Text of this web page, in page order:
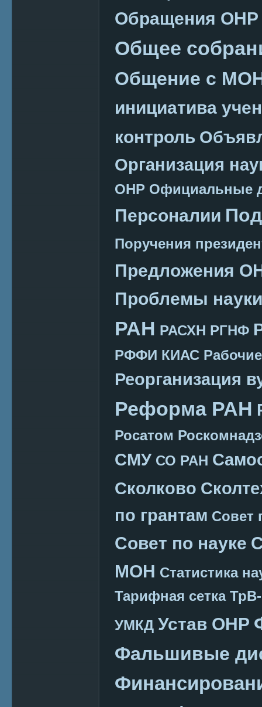
Обращения ОНР
Общее
Общение с
инициатива
контроль
Организация
ОНР Официальные
Персоналии
Поручения
Предложения
Проблемы науки
РАН РАСХН РГНФ
РФФИ КИАС
Реорганизация
Реформа РАН
Росатом
СМУ СО РАН
Сколково
по грантам Совет
Совет по науке
МОН Статистика
Тарифная сетка
УМКД Устав ОНР
Фальшивые